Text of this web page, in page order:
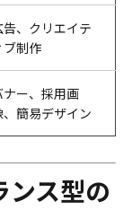
告、クリエイテ
ブ制作
ナー、採用画
、簡易デザイン
ス型の